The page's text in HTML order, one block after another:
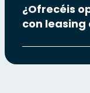
¿Ofrecéis
con